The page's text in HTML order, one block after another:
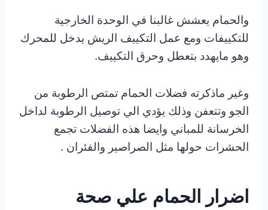
والحمام يعشش غالبنا في الوحدة الخارجية
للتكييفات ومع عمل التكييف الريش يدخل للمحرك
وهو مايهدد بتعطل وحرق التكييف.
وغير ماذكرته فضلات الحمام تمتص الرطوبة من
الجو وتتعفن وذلك يؤدي الي توصيل الرطوبة لداخل
الخرسانة للمباني وايضا هذه الفضلات تجمع
الحشرات حولها مثل الصراصير والفئران .
اضرار الحمام علي صحة